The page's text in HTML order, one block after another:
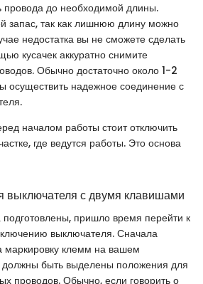
провода до необходимой длины.
запас, так как лишнюю длину можно
недостатка вы не сможете сделать
кусачек аккуратно снимите
Обычно достаточно около 1-2
осуществить надежное соединение с
началом работы стоит отключить
где ведутся работы. Это основа
выключателя с двумя клавишами
подготовлены, пришло время перейти к
выключателя. Сначала
маркировку клемм на вашем
должны быть выделены положения для
проводов. Обычно, если говорить о